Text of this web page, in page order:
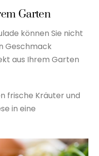
Garten
können Sie nicht
Geschmack
aus Ihrem Garten
frische Kräuter und
in eine